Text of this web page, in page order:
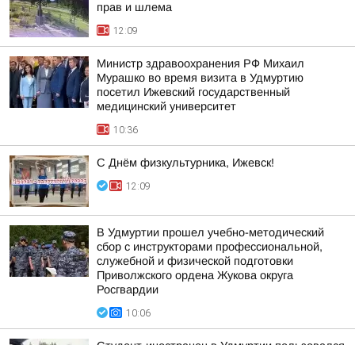
прав и шлема
12:09
Министр здравоохранения РФ Михаил
Мурашко во время визита в Удмуртию
посетил Ижевский государственный
медицинский университет
10:36
С Днём физкультурника, Ижевск!
12:09
В Удмуртии прошел учебно-методический
сбор с инструкторами профессиональной,
служебной и физической подготовки
Приволжского ордена Жукова округа
Росгвардии
10:06